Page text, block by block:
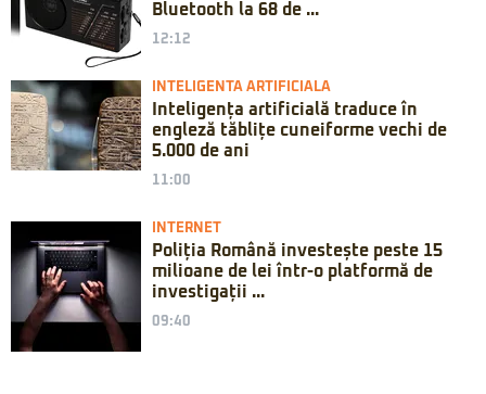
Bluetooth la 68 de ...
12:12
INTELIGENTA ARTIFICIALA
Inteligența artificială traduce în
engleză tăblițe cuneiforme vechi de
5.000 de ani
11:00
INTERNET
Poliția Română investește peste 15
milioane de lei într-o platformă de
investigații ...
09:40